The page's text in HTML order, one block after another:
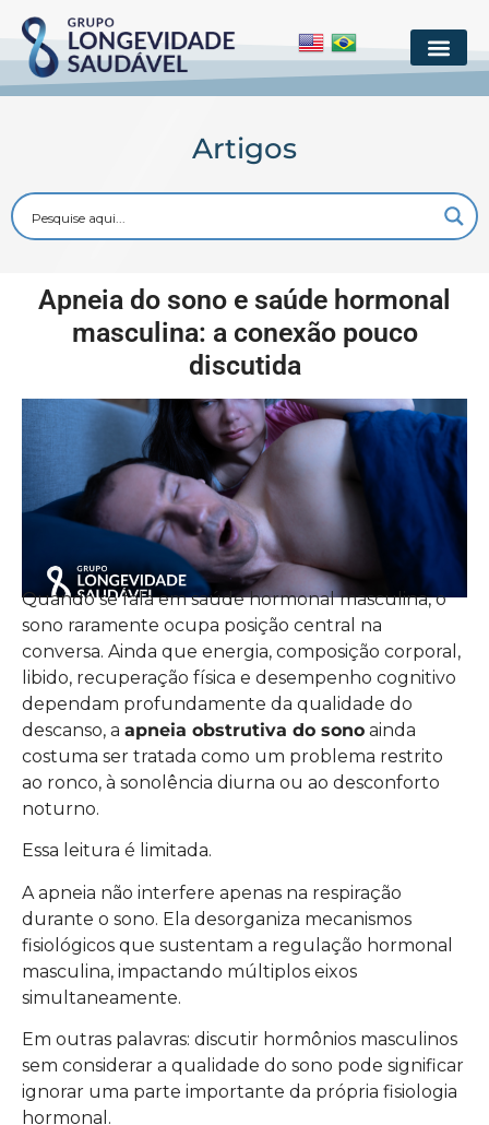
Artigos
Apneia do sono e saúde hormonal
masculina: a conexão pouco
discutida
Quando se fala em saúde hormonal masculina, o
sono raramente ocupa posição central na
conversa. Ainda que energia, composição corporal,
libido, recuperação física e desempenho cognitivo
dependam profundamente da qualidade do
descanso, a apneia obstrutiva do sono ainda
costuma ser tratada como um problema restrito
ao ronco, à sonolência diurna ou ao desconforto
noturno.
Essa leitura é limitada.
A apneia não interfere apenas na respiração
durante o sono. Ela desorganiza mecanismos
fisiológicos que sustentam a regulação hormonal
masculina, impactando múltiplos eixos
simultaneamente.
Em outras palavras: discutir hormônios masculinos
sem considerar a qualidade do sono pode significar
ignorar uma parte importante da própria fisiologia
hormonal.